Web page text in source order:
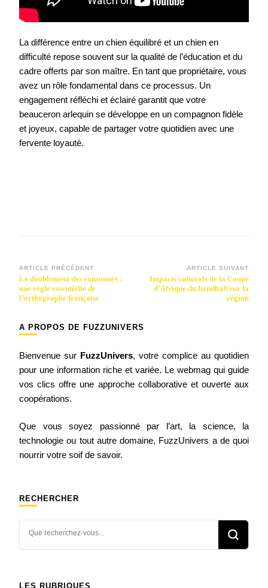
La différence entre un chien équilibré et un chien en
difficulté repose souvent sur la qualité de l’éducation et du
cadre offerts par son maître. En tant que propriétaire, vous
avez un rôle fondamental dans ce processus. Un
engagement réfléchi et éclairé garantit que votre
beauceron arlequin se développe en un compagnon fidèle
et joyeux, capable de partager votre quotidien avec une
fervente loyauté.
Navigation
d’article
ARTICLE PRÉCÉDENT
Le doublement des consonnes :
une règle essentielle de
l’orthographe française
ARTICLE SUIVANT
Impacts culturels de la Coupe
d’Afrique du handball sur la
région
A PROPOS DE FUZZUNIVERS
Bienvenue sur FuzzUnivers, votre complice au quotidien
pour une information riche et variée. Le webmag qui guide
vos clics offre une approche collaborative et ouverte aux
coopérations.
Que vous soyez passionné par l’art, la science, la
technologie ou tout autre domaine, FuzzUnivers a de quoi
nourrir votre soif de savoir.
RECHERCHER
LES RUBRIQUES